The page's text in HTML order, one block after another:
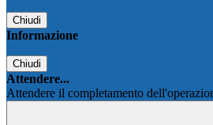
Chiudi
Informazione
Chiudi
Attendere...
Attendere il completamento